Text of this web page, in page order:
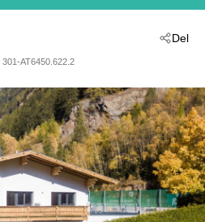
Del
301-AT6450.622.2